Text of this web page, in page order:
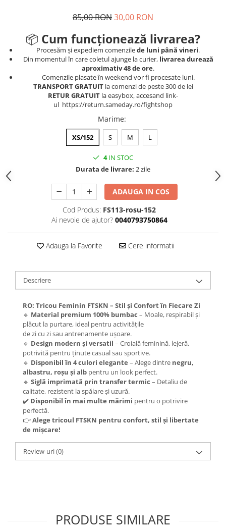
85,00 RON30,00 RON
📦 Cum funcționează livrarea?
Procesăm și expediem comenzilede luni până vineri.
Din momentul în care coletul ajunge la curier, livrarea durează
aproximativ 48 de ore.
Comenzile plasate în weekend vor fi procesate luni.
TRANSPORT GRATUITla comenzi de peste 300 de lei
RETUR GRATUIT la easybox, accesand link-
ul https://return.sameday.ro/fightshop
Marime:
XS/152 S M L
4IN STOC
Durata de livrare: 2 zile
ADAUGA IN COS
Cod Produs: FS113-rosu-152
Ai nevoie de ajutor? 0040793750864
Adauga la Favorite Cere informatii
Descriere
RO: Tricou Feminin FTSKN – Stil și Confort în Fiecare Zi
🔹 Material premium 100% bumbac – Moale, respirabil și
plăcut la purtare, ideal pentru activitățile
de zi cu zi sau antrenamente ușoare.
🔹 Design modern și versatil – Croială feminină, lejeră,
potrivită pentru ținute casual sau sportive.
🔹 Disponibil în 4 culori elegante – Alege dintre negru,
albastru, roșu și alb pentru un look perfect.
🔹 Siglă imprimată prin transfer termic – Detaliu de
calitate, rezistent la spălare și uzură.
✔️ Disponibil în mai multe mărimi pentru o potrivire
perfectă.
👉Alege tricoul FTSKN pentru confort, stil și libertate
de mișcare!
Review-uri(0)
PRODUSE SIMILARE